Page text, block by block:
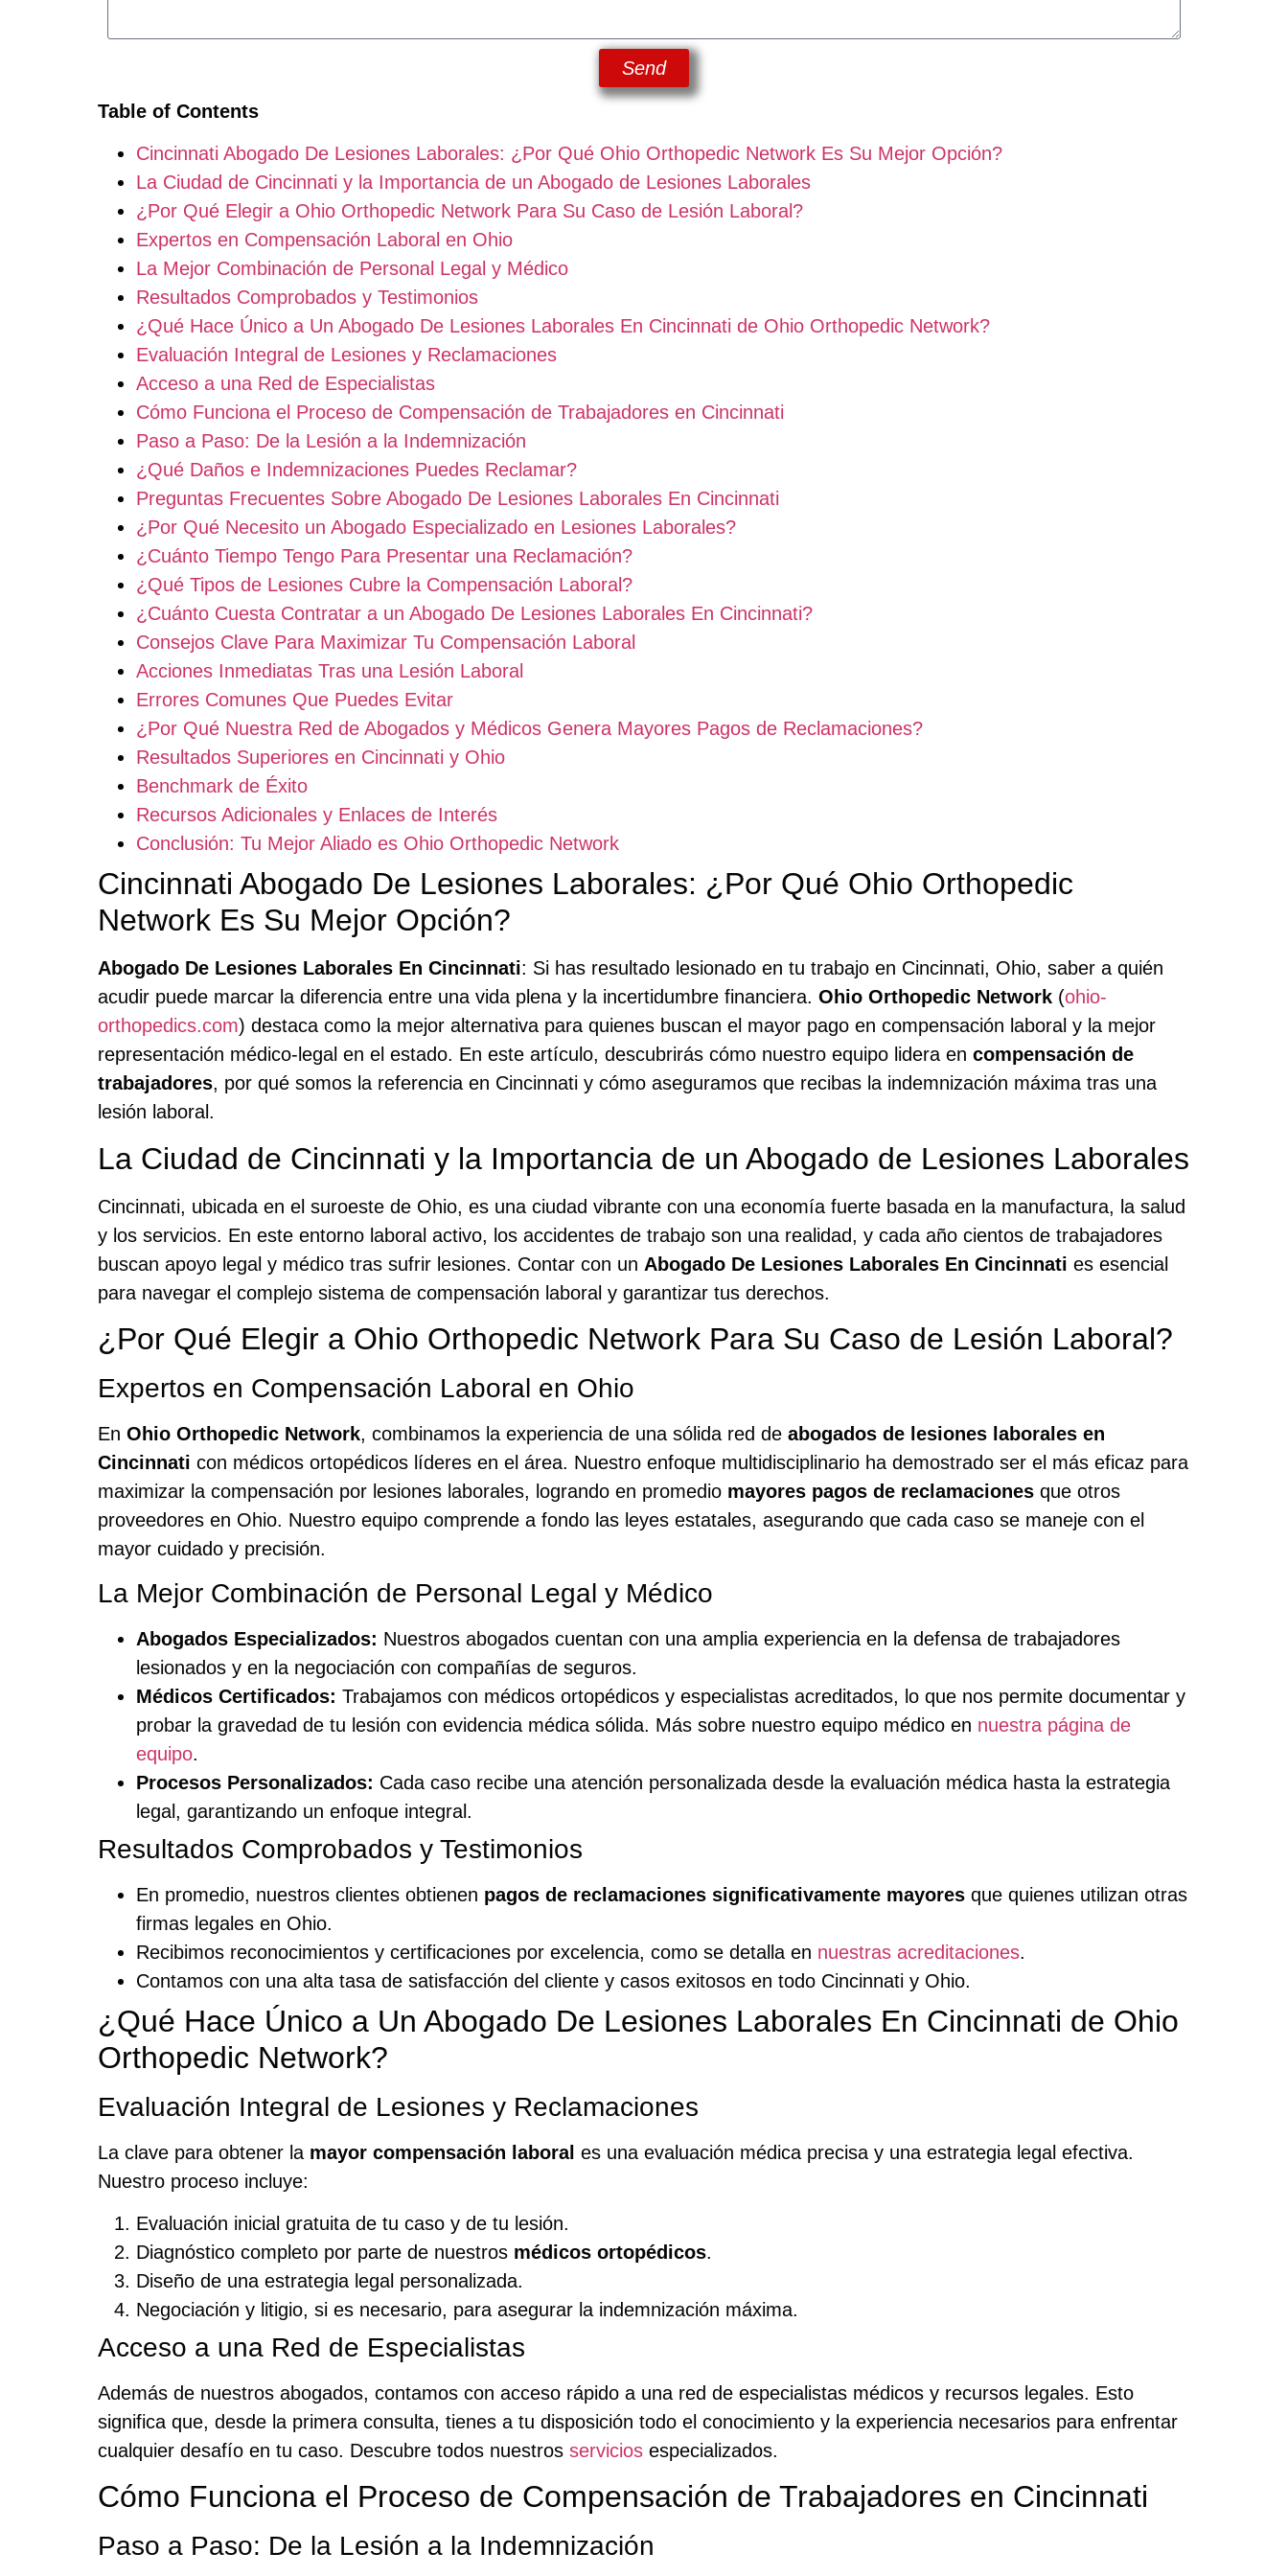
Send
Table of Contents
Cincinnati Abogado De Lesiones Laborales: ¿Por Qué Ohio Orthopedic Network Es Su Mejor Opción?
La Ciudad de Cincinnati y la Importancia de un Abogado de Lesiones Laborales
¿Por Qué Elegir a Ohio Orthopedic Network Para Su Caso de Lesión Laboral?
Expertos en Compensación Laboral en Ohio
La Mejor Combinación de Personal Legal y Médico
Resultados Comprobados y Testimonios
¿Qué Hace Único a Un Abogado De Lesiones Laborales En Cincinnati de Ohio Orthopedic Network?
Evaluación Integral de Lesiones y Reclamaciones
Acceso a una Red de Especialistas
Cómo Funciona el Proceso de Compensación de Trabajadores en Cincinnati
Paso a Paso: De la Lesión a la Indemnización
¿Qué Daños e Indemnizaciones Puedes Reclamar?
Preguntas Frecuentes Sobre Abogado De Lesiones Laborales En Cincinnati
¿Por Qué Necesito un Abogado Especializado en Lesiones Laborales?
¿Cuánto Tiempo Tengo Para Presentar una Reclamación?
¿Qué Tipos de Lesiones Cubre la Compensación Laboral?
¿Cuánto Cuesta Contratar a un Abogado De Lesiones Laborales En Cincinnati?
Consejos Clave Para Maximizar Tu Compensación Laboral
Acciones Inmediatas Tras una Lesión Laboral
Errores Comunes Que Puedes Evitar
¿Por Qué Nuestra Red de Abogados y Médicos Genera Mayores Pagos de Reclamaciones?
Resultados Superiores en Cincinnati y Ohio
Benchmark de Éxito
Recursos Adicionales y Enlaces de Interés
Conclusión: Tu Mejor Aliado es Ohio Orthopedic Network
Cincinnati Abogado De Lesiones Laborales: ¿Por Qué Ohio Orthopedic
Network Es Su Mejor Opción?
Abogado De Lesiones Laborales En Cincinnati: Si has resultado lesionado en tu trabajo en Cincinnati, Ohio, saber a quién
acudir puede marcar la diferencia entre una vida plena y la incertidumbre financiera. Ohio Orthopedic Network (ohio-
orthopedics.com) destaca como la mejor alternativa para quienes buscan el mayor pago en compensación laboral y la mejor
representación médico-legal en el estado. En este artículo, descubrirás cómo nuestro equipo lidera en compensación de
trabajadores, por qué somos la referencia en Cincinnati y cómo aseguramos que recibas la indemnización máxima tras una
lesión laboral.
La Ciudad de Cincinnati y la Importancia de un Abogado de Lesiones Laborales
Cincinnati, ubicada en el suroeste de Ohio, es una ciudad vibrante con una economía fuerte basada en la manufactura, la salud
y los servicios. En este entorno laboral activo, los accidentes de trabajo son una realidad, y cada año cientos de trabajadores
buscan apoyo legal y médico tras sufrir lesiones. Contar con un Abogado De Lesiones Laborales En Cincinnati es esencial
para navegar el complejo sistema de compensación laboral y garantizar tus derechos.
¿Por Qué Elegir a Ohio Orthopedic Network Para Su Caso de Lesión Laboral?
Expertos en Compensación Laboral en Ohio
En Ohio Orthopedic Network, combinamos la experiencia de una sólida red de abogados de lesiones laborales en
Cincinnati con médicos ortopédicos líderes en el área. Nuestro enfoque multidisciplinario ha demostrado ser el más eficaz para
maximizar la compensación por lesiones laborales, logrando en promedio mayores pagos de reclamaciones que otros
proveedores en Ohio. Nuestro equipo comprende a fondo las leyes estatales, asegurando que cada caso se maneje con el
mayor cuidado y precisión.
La Mejor Combinación de Personal Legal y Médico
Abogados Especializados: Nuestros abogados cuentan con una amplia experiencia en la defensa de trabajadores
lesionados y en la negociación con compañías de seguros.
Médicos Certificados: Trabajamos con médicos ortopédicos y especialistas acreditados, lo que nos permite documentar y
probar la gravedad de tu lesión con evidencia médica sólida. Más sobre nuestro equipo médico en nuestra página de
equipo.
Procesos Personalizados: Cada caso recibe una atención personalizada desde la evaluación médica hasta la estrategia
legal, garantizando un enfoque integral.
Resultados Comprobados y Testimonios
En promedio, nuestros clientes obtienen pagos de reclamaciones significativamente mayores que quienes utilizan otras
firmas legales en Ohio.
Recibimos reconocimientos y certificaciones por excelencia, como se detalla en nuestras acreditaciones.
Contamos con una alta tasa de satisfacción del cliente y casos exitosos en todo Cincinnati y Ohio.
¿Qué Hace Único a Un Abogado De Lesiones Laborales En Cincinnati de Ohio
Orthopedic Network?
Evaluación Integral de Lesiones y Reclamaciones
La clave para obtener la mayor compensación laboral es una evaluación médica precisa y una estrategia legal efectiva.
Nuestro proceso incluye:
Evaluación inicial gratuita de tu caso y de tu lesión.
Diagnóstico completo por parte de nuestros médicos ortopédicos.
Diseño de una estrategia legal personalizada.
Negociación y litigio, si es necesario, para asegurar la indemnización máxima.
Acceso a una Red de Especialistas
Además de nuestros abogados, contamos con acceso rápido a una red de especialistas médicos y recursos legales. Esto
significa que, desde la primera consulta, tienes a tu disposición todo el conocimiento y la experiencia necesarios para enfrentar
cualquier desafío en tu caso. Descubre todos nuestros servicios especializados.
Cómo Funciona el Proceso de Compensación de Trabajadores en Cincinnati
Paso a Paso: De la Lesión a la Indemnización